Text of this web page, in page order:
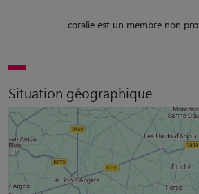
coralie est un membre non
Situation géographique